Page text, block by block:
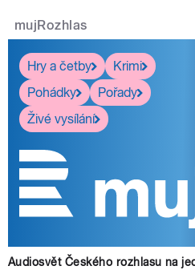
mujRozhlas
Hry a četby
Krimi
Pohádky
Pořady
Živé vysílání
Audiosvět Českého rozhlasu na